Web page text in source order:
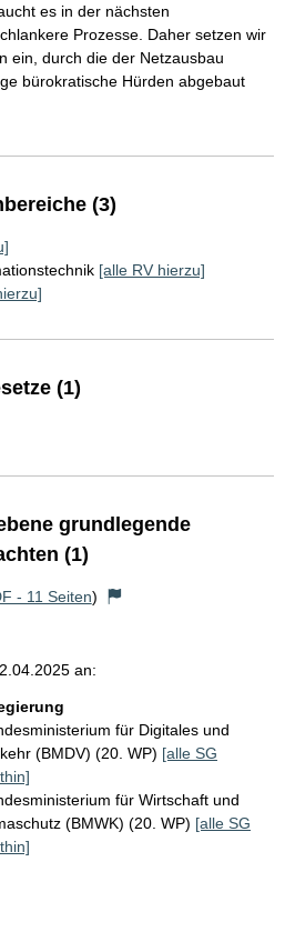
es in der nächsten
Prozesse. Daher setzen wir
ein, durch die der Netzausbau
bürokratische Hürden abgebaut
(3)
[alle RV hierzu]
(1)
grundlegende
(1)
- 11 Seiten)
an:
für Digitales und
(BMDV) (20. WP) [alle SG
für Wirtschaft und
(BMWK) (20. WP) [alle SG